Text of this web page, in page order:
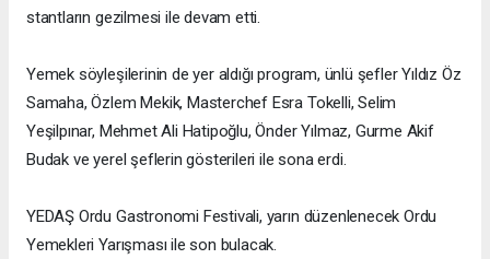
stantların gezilmesi ile devam etti.
Yemek söyleşilerinin de yer aldığı program, ünlü şefler Yıldız Öz
Samaha, Özlem Mekik, Masterchef Esra Tokelli, Selim
Yeşilpınar, Mehmet Ali Hatipoğlu, Önder Yılmaz, Gurme Akif
Budak ve yerel şeflerin gösterileri ile sona erdi.
YEDAŞ Ordu Gastronomi Festivali, yarın düzenlenecek Ordu
Yemekleri Yarışması ile son bulacak.